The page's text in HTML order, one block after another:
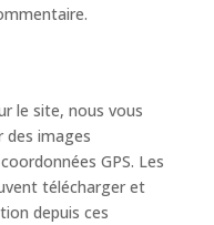
le site, nous vous
des images
GPS. Les
télécharger et
depuis ces